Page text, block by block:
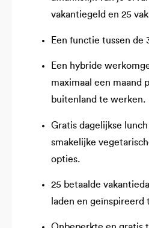
vakantiegeld en 25
Een functie tussen de
Een hybride
maximaal een maand
buitenland te werken.
Gratis dagelijkse
smakelijke
opties.
25 betaalde
laden en geïnspireerd